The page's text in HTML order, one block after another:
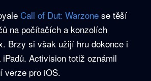
Call of Dut: Warzone se těší
na počítačích a konzolích
Brzy si však užijí hru dokonce i
Activision totiž oznámil
verze pro iOS.